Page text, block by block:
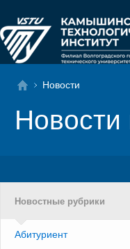
Новости
Новости
Новостные рубрики
Абитуриент